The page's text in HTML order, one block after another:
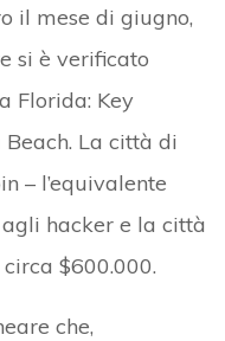
il mese di giugno,
si è verificato
Florida: Key
La città di
– l’equivalente
hacker e la città
$600.000.
che,